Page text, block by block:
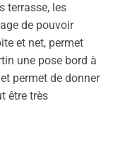
terrasse, les
de pouvoir
et net, permet
une pose bord à
permet de donner
être très